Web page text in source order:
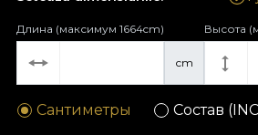
cm
Длина (максимум 1664cm) Высота
Сантиметры Состав